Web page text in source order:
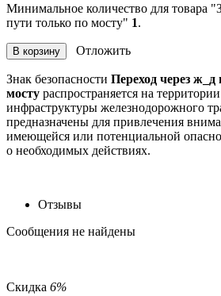
Минимальное количество для товара
пути только по мосту" 1.
В корзину Отложить
Знак безопасности Переход через ж_д
мосту распространяется на
инфраструктуры железнодорожного
предназначены для привлечения
имеющейся или потенциальной
о необходимых действиях.
Отзывы
Сообщения не найдены
Скидка 6%